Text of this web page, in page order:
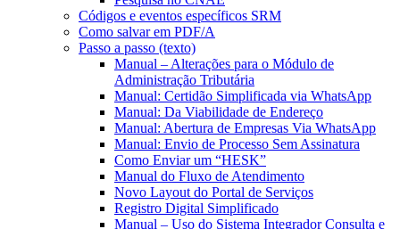
Códigos e eventos específicos SRM
Como salvar em PDF/A
Passo a passo (texto)
Manual – Alterações para o Módulo de
Administração Tributária
Manual: Certidão Simplificada via WhatsApp
Manual: Da Viabilidade de Endereço
Manual: Abertura de Empresas Via WhatsApp
Manual: Envio de Processo Sem Assinatura
Como Enviar um “HESK”
Manual do Fluxo de Atendimento
Novo Layout do Portal de Serviços
Registro Digital Simplificado
Manual – Uso do Sistema Integrador Consulta e